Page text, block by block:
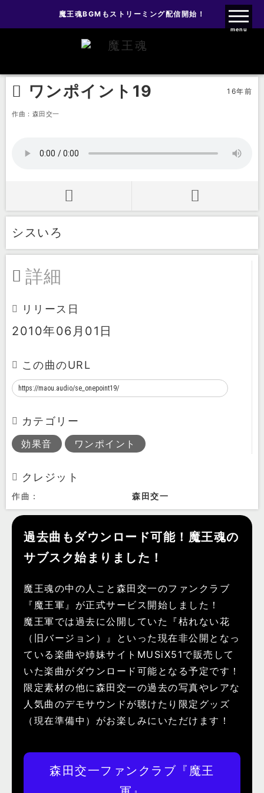
魔王魂ファンクラブ
魔王魂BGMもストリーミング配信開始！
menu
ワンポイント19 16年前
作曲：森田交一
シスいろ
詳細
リリース日
2010年06月01日
この曲のURL
カテゴリー
効果音 ワンポイント
クレジット
作曲： 森田交一
過去曲もダウンロード可能！魔王魂の
サブスク始まりました！
魔王魂の中の人こと森田交一のファンクラブ
『魔王軍』が正式サービス開始しました！
魔王軍では過去に公開していた『枯れない花
（旧バージョン）』といった現在非公開となっ
ている楽曲や姉妹サイトMUSiX51で販売して
いた楽曲がダウンロード可能となる予定です！
限定素材の他に森田交一の過去の写真やレアな
人気曲のデモサウンドが聴けたり限定グッズ
（現在準備中）がお楽しみにいただけます！
森田交一ファンクラブ『魔王